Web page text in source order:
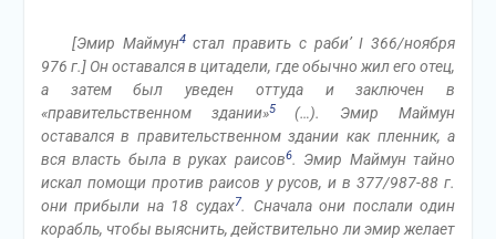
[Эмир Маймун4стал править с раби’ I 366/ноября
976 г.] Он оставался в цитадели, где обычно жил его отец,
а затем был уведен оттуда и заключен в
«правительственном здании»5(…). Эмир Маймун
оставался в правительственном здании как пленник, а
вся власть была в руках раисов6. Эмир Маймун тайно
искал помощи против раисов у русов, и в 377/987-88 г.
они прибыли на 18 судах7. Сначала они послали один
корабль, чтобы выяснить, действительно ли эмир желает